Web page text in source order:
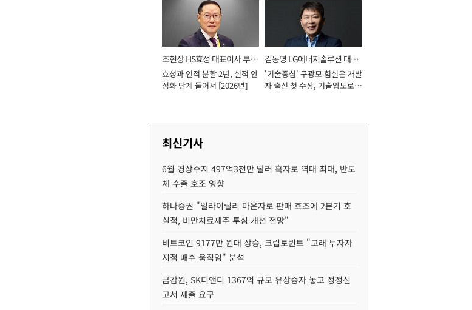
조현상 HS효성 대표이사 부회
장
효성과 인적 분할 2년, 실적 안
정화 단계 들어서 [2026년]
김동명 LG에너지솔루션 대표
이사 사장
'기술중심' 구광모 힘실은 개발
자 출신 첫 수장, 기술압도로
최신기사
6월 경상수지 497억3천만 달러 흑자로 역대 최대, 반도
체 수출 호조 영향
하나증권 "일라이릴리 마운자로 판매 호조에 2분기 호
실적, 비만치료제주 투심 개선 전망"
비트코인 9177만 원대 상승, 크립토퀀트 "고래 투자자
저점 매수 움직임" 분석
금감원, SK디앤디 1367억 규모 유상증자 놓고 정정신
고서 제출 요구